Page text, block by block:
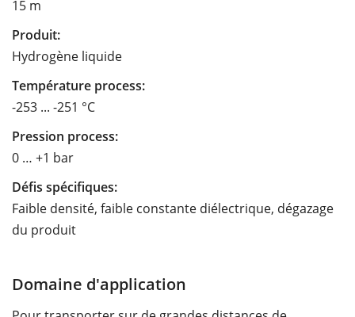
15 m
Produit:
Hydrogène liquide
Température process:
-253 ... -251 °C
Pression process:
0 … +1 bar
Défis spécifiques:
Faible densité, faible constante diélectrique, dégazage
du produit
Domaine d'application